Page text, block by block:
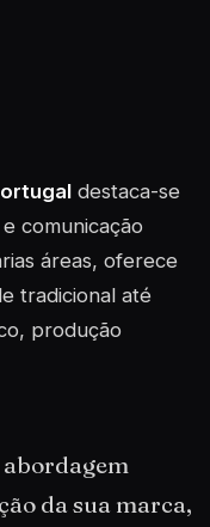
destaca-se
comunicação
áreas, oferece
tradicional até
produção
abordagem
da sua marca,